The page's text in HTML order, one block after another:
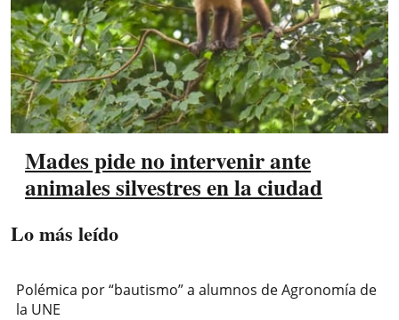
Mades pide no intervenir ante
animales silvestres en la ciudad
Lo más leído
Polémica por “bautismo” a alumnos de Agronomía de
la UNE